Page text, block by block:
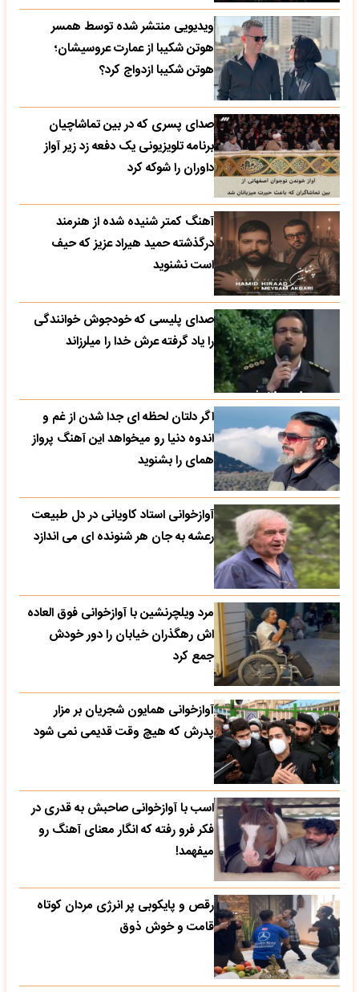
ویدیویی منتشر شده توسط همسر
هوتن شکیبا از عمارت عروسیشان؛
هوتن شکیبا ازدواج کرد؟
صدای پسری که در بین تماشاچیان
برنامه تلویزیونی یک دفعه زد زیر آواز
داوران را شوکه کرد
آهنگ کمتر شنیده شده از هنرمند
درگذشته حمید هیراد عزیز که حیف
است نشنوید
صدای پلیسی که خودجوش خوانندگی
را یاد گرفته عرش خدا را میلرزاند
اگر دلتان لحظه ای جدا شدن از غم و
اندوه دنیا رو میخواهد این آهنگ پرواز
همای را بشنوید
آوازخوانی استاد کاویانی در دل طبیعت
رعشه به جان هر شنونده ای می اندازد
مرد ویلچرنشین با آوازخوانی فوق العاده
اش رهگذران خیابان را دور خودش
جمع کرد
آوازخوانی همایون شجریان بر مزار
پدرش که هیچ وقت قدیمی نمی شود
اسب با آوازخوانی صاحبش به قدری در
فکر فرو رفته که انگار معنای آهنگ رو
میفهمد!
رقص و پایکوبی پر انرژی مردان کوتاه
قامت و خوش ذوق